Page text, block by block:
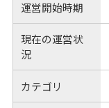
運営開始時期
現在の運営状
況
カテゴリ